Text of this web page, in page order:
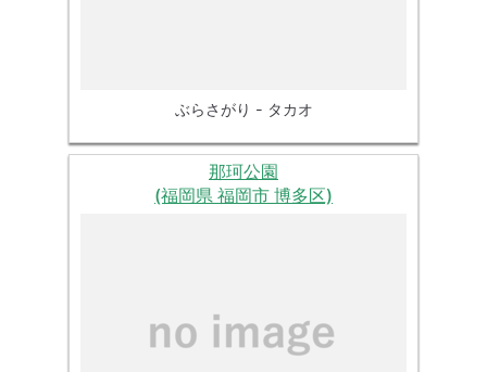
ぶらさがり - タカオ
那珂公園
(福岡県 福岡市 博多区)